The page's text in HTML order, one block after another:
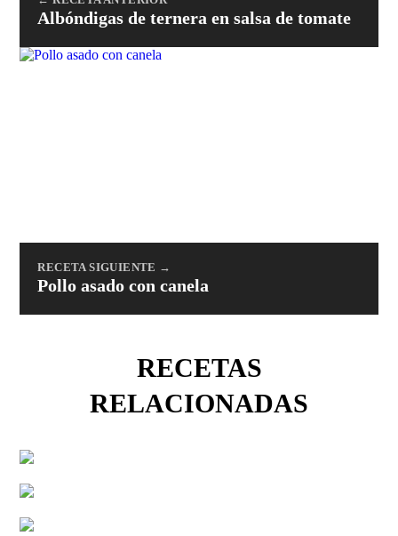
Albóndigas de ternera en salsa de tomate
RECETA SIGUIENTE →
Pollo asado con canela
RECETAS
RELACIONADAS